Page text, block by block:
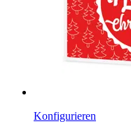
Konfigurieren